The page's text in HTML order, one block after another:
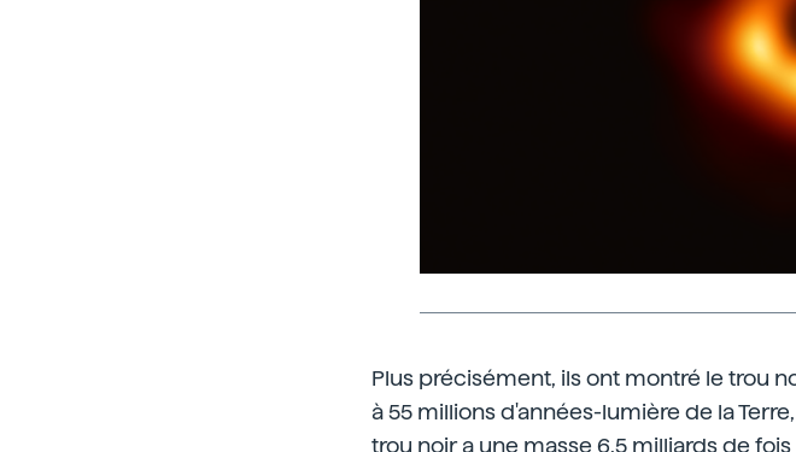
Plus précisément, ils ont montré le trou
à 55 millions d'années-lumière de la
trou noir a une masse 6,5 milliards de